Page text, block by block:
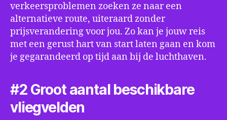
verkeersproblemen zoeken ze naar een
alternatieve route, uiteraard zonder
prijsverandering voor jou. Zo kan je jouw reis
met een gerust hart van start laten gaan en kom
je gegarandeerd op tijd aan bij de luchthaven.
#2 Groot aantal beschikbare
vliegvelden